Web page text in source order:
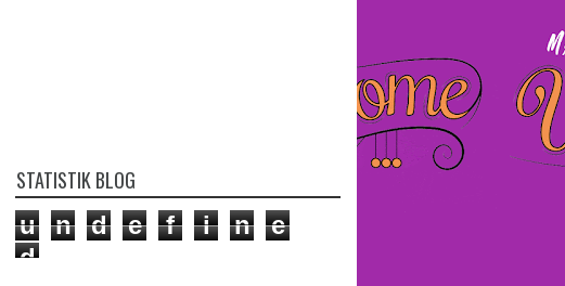
STATISTIK BLOG
u n d e f i n
e
d